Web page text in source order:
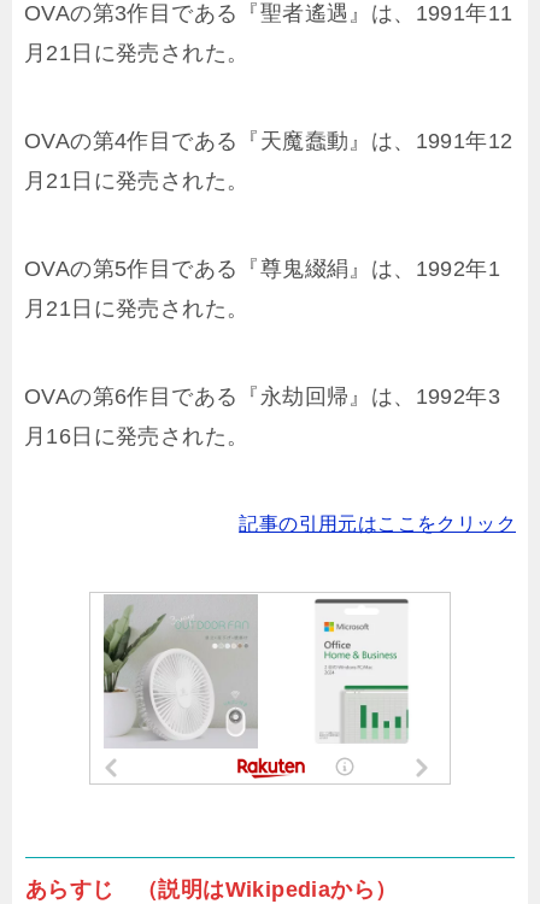
OVAの第3作目である『聖者遙遇』は、1991年11
月21日に発売された。
OVAの第4作目である『天魔蠢動』は、1991年12
月21日に発売された。
OVAの第5作目である『尊鬼綴絹』は、1992年1
月21日に発売された。
OVAの第6作目である『永劫回帰』は、1992年3
月16日に発売された。
記事の引用元はここをクリック
あらすじ （説明はWikipediaから）